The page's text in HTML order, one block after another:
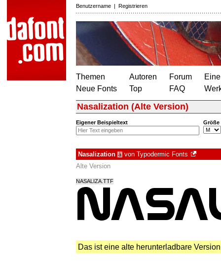
Benutzername | Registrieren
Themen
Neue Fonts
Autoren
Top
Forum
FAQ
Nasalization (Alte Version)
Eigener Beispieltext Größe
Nasalization à von Typodermic Fonts
Alte Version
NASALIZA.TTF
Das ist eine alte herunterladbare